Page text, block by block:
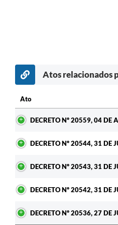
Atos relacionados
Ato
DECRETO Nº 20559, 04 DE
DECRETO Nº 20544, 31 DE
DECRETO Nº 20543, 31 DE
DECRETO Nº 20542, 31 DE
DECRETO Nº 20536, 27 DE